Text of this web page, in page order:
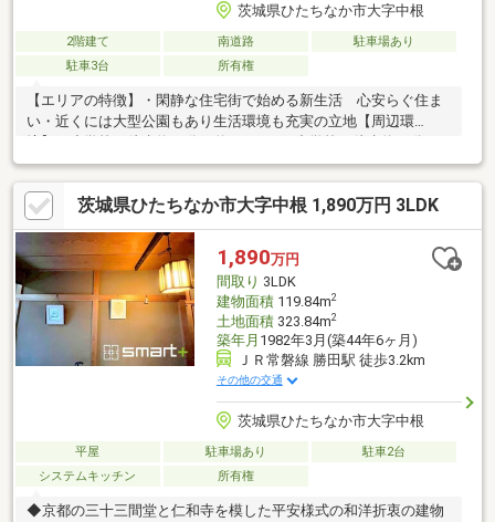
茨城県ひたちなか市大字中根
2階建て 南道路
駐車場あり
駐車3台
所有権
【エリアの特徴】・閑静な住宅街で始める新生活 心安らぐ住ま
い・近くには大型公園もあり生活環境も充実の立地【周辺環
（約2000ｍ）・スーパー：車約5分（約2100ｍ）・コンビニ：徒
歩約4分（約260ｍ）ご見学希望の際は日程調整が必要となります
ので、日程に余裕をもってご相談下さい。ご質問点などございま
したらお気軽にお問合せください。お電話でもOK。TEL029-228-
4700お問合せお待ちしております！
茨城県ひたちなか市大字中根 1,890万円 3LDK
1,890万円
間取り 3LDK
建物面積119.84m2
土地面積323.84m2
築年月 1982年3月(築44年6ヶ月)
ＪＲ常磐線 勝田駅 徒歩3.2km
その他の交通
茨城県ひたちなか市大字中根
平屋 駐車場あり
駐車2台
システムキッチン
所有権
◆京都の三十三間堂と仁和寺を模した平安様式の和洋折衷の建物